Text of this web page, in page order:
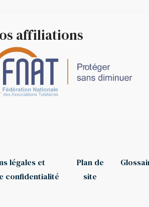
affiliations
légales et
confidentialité
Plan de
site